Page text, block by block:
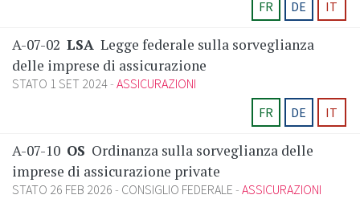
FR
DE IT
A-07-02 LSA Legge federale sulla sorveglianza
delle imprese di assicurazione
STATO 1 SET 2024 ASSICURAZIONI
FR
DE IT
A-07-10 OS Ordinanza sulla sorveglianza delle
imprese di assicurazione private
STATO 26 FEB 2026 CONSIGLIO FEDERALE ASSICURAZIONI